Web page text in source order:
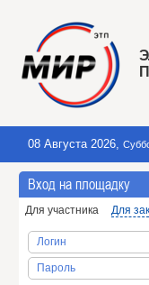
08 Августа 2026,
Вход на площадку
Для участника Для
Логин
Пароль